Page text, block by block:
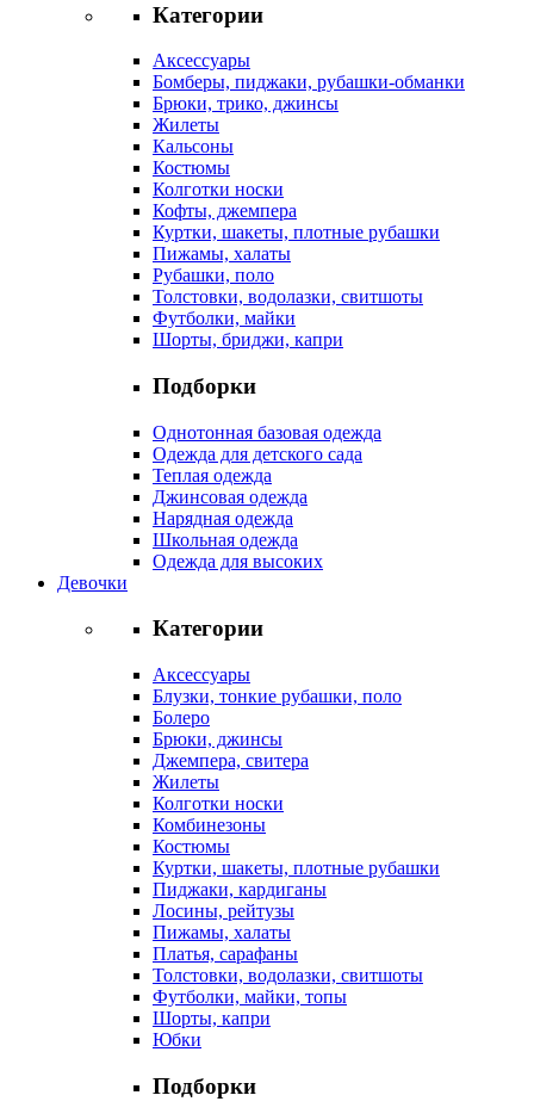
Категории
Аксессуары
Бомберы, пиджаки, рубашки-обманки
Брюки, трико, джинсы
Жилеты
Кальсоны
Костюмы
Колготки носки
Кофты, джемпера
Куртки, шакеты, плотные рубашки
Пижамы, халаты
Рубашки, поло
Толстовки, водолазки, свитшоты
Футболки, майки
Шорты, бриджи, капри
Подборки
Однотонная базовая одежда
Одежда для детского сада
Теплая одежда
Джинсовая одежда
Нарядная одежда
Школьная одежда
Одежда для высоких
Девочки
Категории
Аксессуары
Блузки, тонкие рубашки, поло
Болеро
Брюки, джинсы
Джемпера, свитера
Жилеты
Колготки носки
Комбинезоны
Костюмы
Куртки, шакеты, плотные рубашки
Пиджаки, кардиганы
Лосины, рейтузы
Пижамы, халаты
Платья, сарафаны
Толстовки, водолазки, свитшоты
Футболки, майки, топы
Шорты, капри
Юбки
Подборки